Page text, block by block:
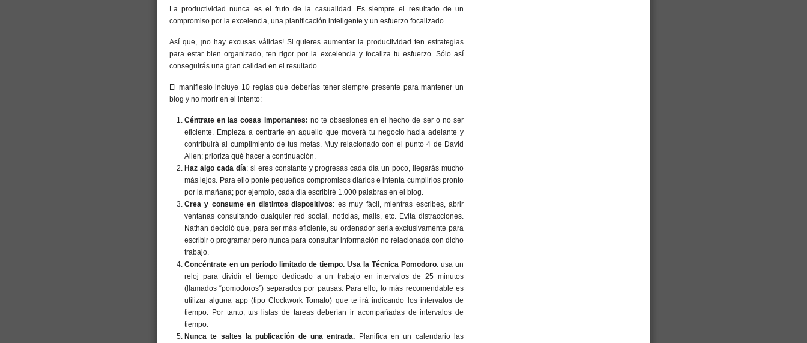
La productividad nunca es el fruto de la casualidad. Es siempre el resultado de un
compromiso por la excelencia, una planificación inteligente y un esfuerzo focalizado.
Así que, ¡no hay excusas válidas! Si quieres aumentar la productividad ten estrategias
para estar bien organizado, ten rigor por la excelencia y focaliza tu esfuerzo. Sólo así
conseguirás una gran calidad en el resultado.
El manifiesto incluye 10 reglas que deberías tener siempre presente para mantener un
blog y no morir en el intento:
Céntrate en las cosas importantes: no te obsesiones en el hecho de ser o no ser
eficiente. Empieza a centrarte en aquello que moverá tu negocio hacia adelante y
contribuirá al cumplimiento de tus metas. Muy relacionado con el punto 4 de David
Allen: prioriza qué hacer a continuación.
Haz algo cada día: si eres constante y progresas cada día un poco, llegarás mucho
más lejos. Para ello ponte pequeños compromisos diarios e intenta cumplirlos pronto
por la mañana; por ejemplo, cada día escribiré 1.000 palabras en el blog.
Crea y consume en distintos dispositivos: es muy fácil, mientras escribes, abrir
ventanas consultando cualquier red social, noticias, mails, etc. Evita distracciones.
Nathan decidió que, para ser más eficiente, su ordenador seria exclusivamente para
escribir o programar pero nunca para consultar información no relacionada con dicho
trabajo.
Concéntrate en un periodo limitado de tiempo. Usa la Técnica Pomodoro: usa un
reloj para dividir el tiempo dedicado a un trabajo en intervalos de 25 minutos
(llamados “pomodoros”) separados por pausas. Para ello, lo más recomendable es
utilizar alguna app (tipo Clockwork Tomato) que te irá indicando los intervalos de
tiempo. Por tanto, tus listas de tareas deberían ir acompañadas de intervalos de
tiempo.
Nunca te saltes la publicación de una entrada. Planifica en un calendario las